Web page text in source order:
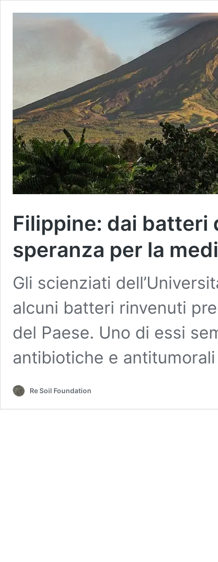
Filippine: dai batteri
speranza per la
Gli scienziati
alcuni batteri rinvenuti
del Paese. Uno di essi
antibiotiche e antitumorali
Re Soil Foundation